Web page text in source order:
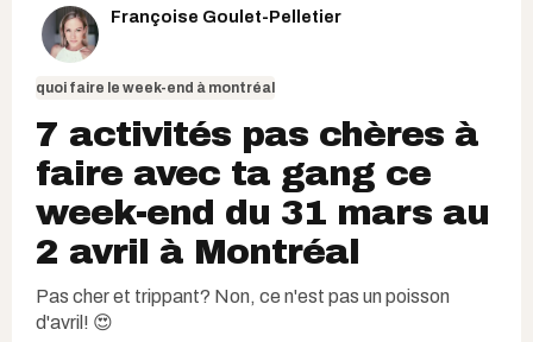
Françoise Goulet-Pelletier
quoi faire le week-end à montréal
7 activités pas chères à
faire avec ta gang ce
week-end du 31 mars au
2 avril à Montréal
Pas cher et trippant? Non, ce n'est pas un poisson
d'avril! 😍